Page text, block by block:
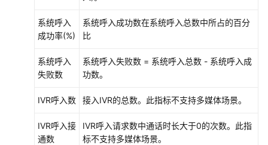
查
询
表
话
报
系统呼入
成功率(%)
系统呼入成功数在系统呼入总数中所占的百分
比
系统呼入
失败数
系统呼入失败数 = 系统呼入总数 - 系统呼入成
功数。
IVR呼入数 接入IVR的总数。此指标不支持多媒体场景。
IVR呼入接
通数
IVR呼入请求数中通话时长大于0的次数。此指
标不支持多媒体场景。